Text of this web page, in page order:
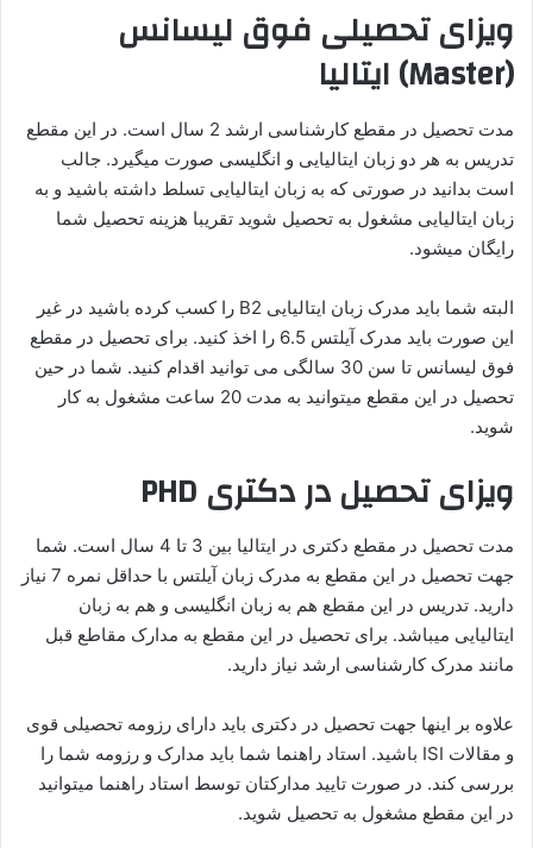
ویزای تحصیلی فوق لیسانس
(Master) ایتالیا
مدت تحصیل در مقطع کارشناسی ارشد 2 سال است. در این مقطع
تدریس به هر دو زبان ایتالیایی و انگلیسی صورت میگیرد. جالب
است بدانید در صورتی که به زبان ایتالیایی تسلط داشته باشید و به
زبان ایتالیایی مشغول به تحصیل شوید تقریبا هزینه تحصیل شما
رایگان میشود.
البته شما باید مدرک زبان ایتالیایی B2 را کسب کرده باشید در غیر
این صورت باید مدرک آیلتس 6.5 را اخذ کنید. برای تحصیل در مقطع
فوق لیسانس تا سن 30 سالگی می توانید اقدام کنید. شما در حین
تحصیل در این مقطع میتوانید به مدت 20 ساعت مشغول به کار
شوید.
ویزای تحصیل در دکتری
مدت تحصیل در مقطع دکتری در ایتالیا بین 3 تا 4 سال است. شما
جهت تحصیل در این مقطع به مدرک زبان آیلتس با حداقل نمره 7 نیاز
دارید. تدریس در این مقطع هم به زبان انگلیسی و هم به زبان
ایتالیایی میباشد. برای تحصیل در این مقطع به مدارک مقاطع قبل
مانند مدرک کارشناسی ارشد نیاز دارید.
علاوه بر اینها جهت تحصیل در دکتری باید دارای رزومه تحصیلی قوی
و مقالات ISI باشید. استاد راهنما شما باید مدارک و رزومه شما را
بررسی کند. در صورت تایید مدارکتان توسط استاد راهنما میتوانید
در این مقطع مشغول به تحصیل شوید.